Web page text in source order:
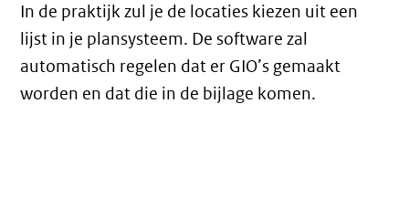
In de praktijk zul je de locaties kiezen uit een
lijst in je plansysteem. De software zal
automatisch regelen dat er GIO’s gemaakt
worden en dat die in de bijlage komen.